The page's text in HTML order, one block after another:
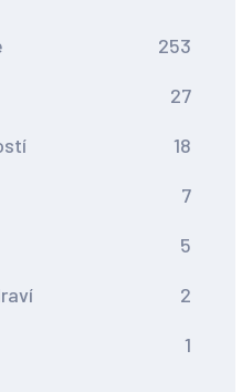
253
27
18
7
5
2
1